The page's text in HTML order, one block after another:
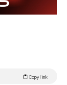
Copy link